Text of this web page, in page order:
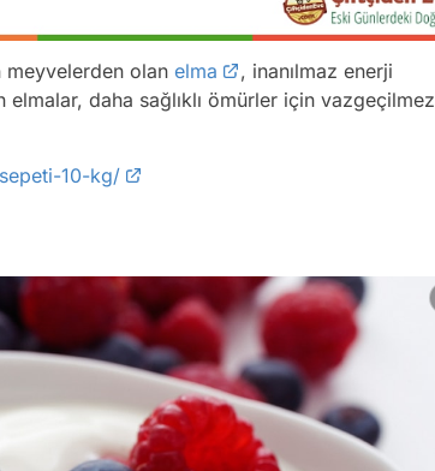
meyvelerden olan elma
, inanılmaz enerji
elmalar, daha sağlıklı ömürler için vazgeçilmez
10-kg/